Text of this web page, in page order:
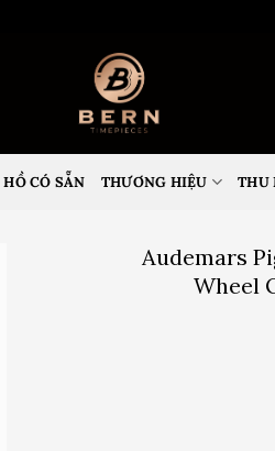
CÓ SẴN THƯƠNG HIỆU THU
Audemars
Wheel